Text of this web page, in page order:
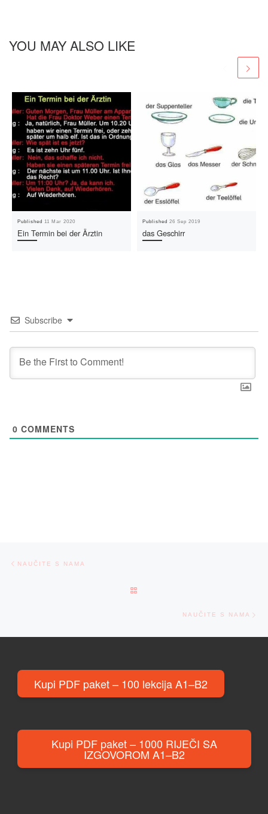
YOU MAY ALSO LIKE
Published11 Mar 2020
Ein Termin bei der Ärztin
Published26 Sep 2019
das Geschirr
Subscribe
0 COMMENTS
Post navigation
NAUČITE S NAMA
NAUČITE S NAMA
Kupi PDF paket – 100 lekcija A1–B2
Kupi PDF paket – 1000 RIJEČI SA
IZGOVOROM A1–B2